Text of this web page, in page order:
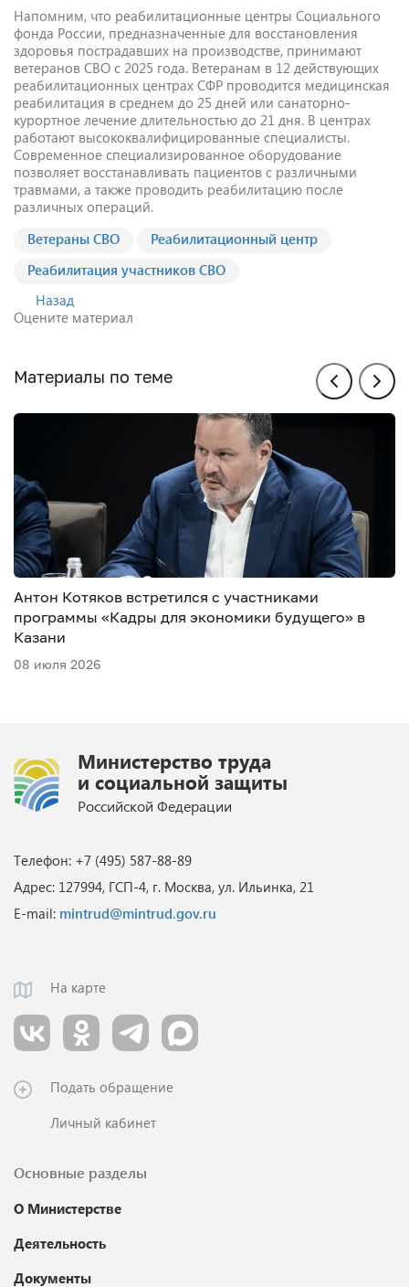
Напомним, что реабилитационные центры Социального
фонда России, предназначенные для восстановления
здоровья пострадавших на производстве, принимают
ветеранов СВО с 2025 года. Ветеранам в 12 действующих
реабилитационных центрах СФР проводится медицинская
реабилитация в среднем до 25 дней или санаторно-
курортное лечение длительностью до 21 дня. В центрах
работают высококвалифицированные специалисты.
Современное специализированное оборудование
позволяет восстанавливать пациентов с различными
травмами, а также проводить реабилитацию после
различных операций.
Ветераны СВО
Реабилитационный центр
Реабилитация участников СВО
Назад
Оцените материал
Материалы по теме
Антон Котяков встретился с участниками
программы «Кадры для экономики будущего» в
Казани
08 июля 2026
Министерство труда
и социальной защиты
Российской Федерации
Телефон: +7 (495) 587-88-89
Адрес: 127994, ГСП-4, г. Москва, ул. Ильинка, 21
E-mail: mintrud@mintrud.gov.ru
На карте
Подать обращение
Личный кабинет
Основные разделы
О Министерстве
Деятельность
Документы